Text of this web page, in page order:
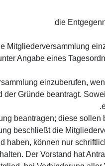
Mitgliederversammlung
Angabe eines
einzuberufen,
Gründe beantragt.
beantragen; diese
beschließt die
haben, können nur
Der Vorstand hat